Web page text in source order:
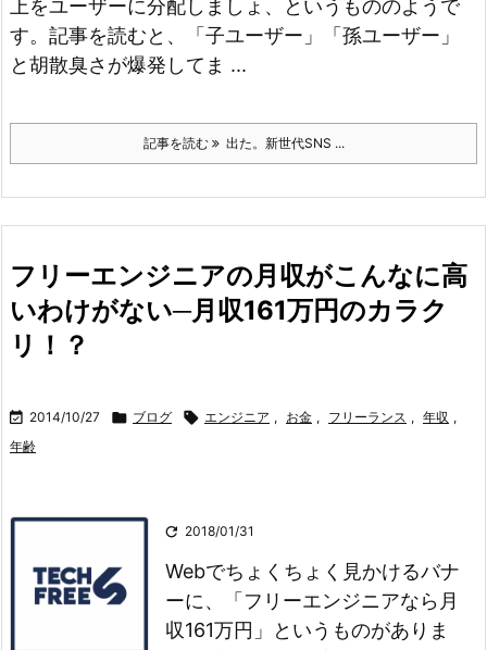
上をユーザーに分配しましょ、というもののようで
す。 記事を読むと、「子ユーザー」「孫ユーザー」
と胡散臭さが爆発してま ...
記事を読む 出た。新世代SNS ...
フリーエンジニアの月収がこんなに高
いわけがない─月収161万円のカラク
リ！？
 2014/10/27  ブログ  エンジニア , お金 , フリーランス , 年収 ,
年齢
 2018/01/31
Webでちょくちょく見かけるバナ
ーに、「フリーエンジニアなら月
収161万円」というものがありま